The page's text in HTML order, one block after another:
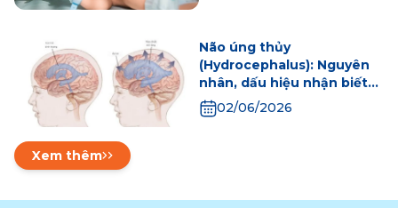
Não úng thủy
(Hydrocephalus): Nguyên
nhân, dấu hiệu nhận biết
và các phương pháp điều
trị an toàn hiện nay
02/06/2026
Xem thêm